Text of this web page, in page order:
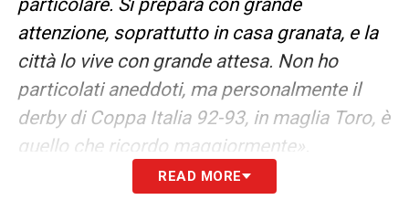
attenzione, soprattutto in casa granata, e la
città lo vive con grande attesa. Non ho
particolati aneddoti, ma personalmente il
derby di Coppa Italia 92-93, in maglia Toro, è
quello che ricordo maggiormente».
Lei che idea si è fatto sulla pesante
READ MORE